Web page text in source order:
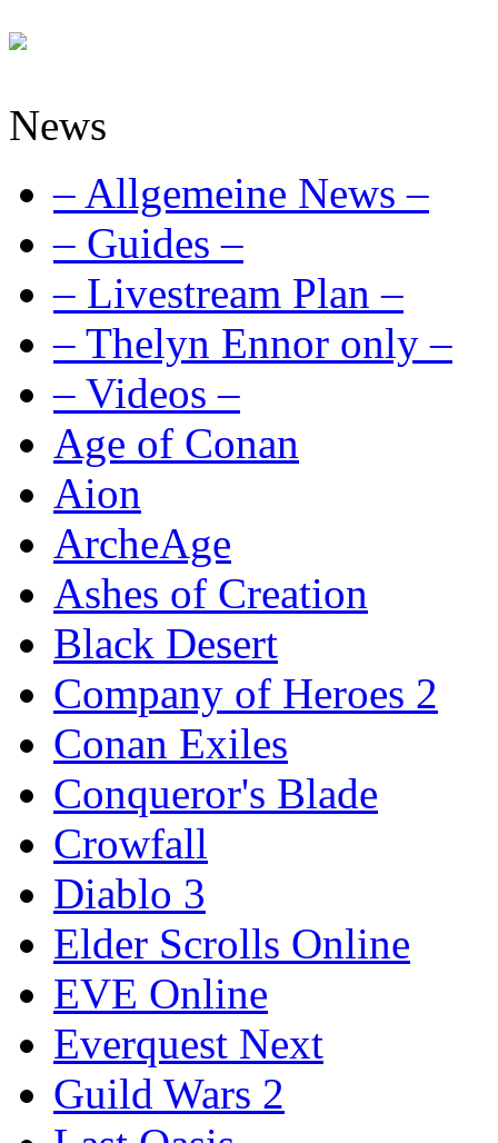
News
– Allgemeine News –
– Guides –
– Livestream Plan –
– Thelyn Ennor only –
– Videos –
Age of Conan
Aion
ArcheAge
Ashes of Creation
Black Desert
Company of Heroes 2
Conan Exiles
Conqueror's Blade
Crowfall
Diablo 3
Elder Scrolls Online
EVE Online
Everquest Next
Guild Wars 2